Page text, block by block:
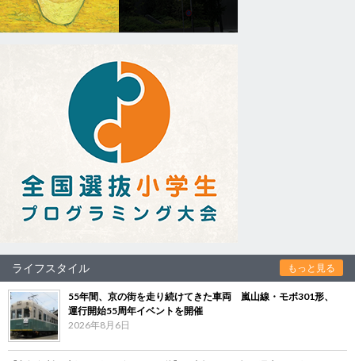
ライフスタイル もっと見る
55年間、京の街を走り続けてきた車両 嵐山線・モボ301形、
運行開始55周年イベントを開催
2026年8月6日